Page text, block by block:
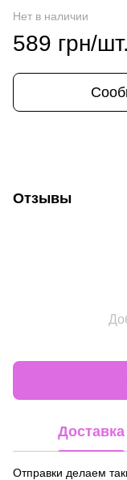
Нет в наличии
589 грн/шт.
Отзывы
Доставка
Отправки делаем